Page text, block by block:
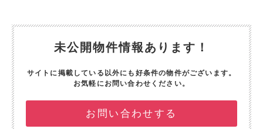
未公開物件情報あります！
サイトに掲載している以外にも好条件の物件がございます。
お気軽にお問い合わせください。
お問い合わせする